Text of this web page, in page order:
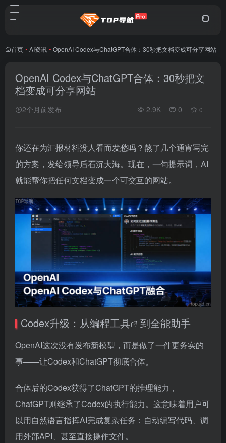
首页 • AI资讯 • OpenAI Codex与ChatGPT合体：30秒把文档变成可分享网站
OpenAI Codex与ChatGPT合体：30秒把文
档变成可分享网站
2个月前发布 2.9K 0 0
你还在为汇报材料没人看而发愁吗？熬了几个通宵写完
的方案，发给领导后石沉大海。现在，一句提示词，AI
就能帮你把任何文档变成一个可交互的网站。
Codex升级：从编程工具 到全能助手
OpenAI这次没有发布新模型，而是做了一件更务实的
事——让Codex和ChatGPT彻底合体。
合体后的Codex获得了ChatGPT的推理能力，
ChatGPT则继承了Codex的执行能力。这意味着用户可
以用自然语言指挥AI完成复杂任务：自动编写代码、调
用外部API、甚至直接操作文件。